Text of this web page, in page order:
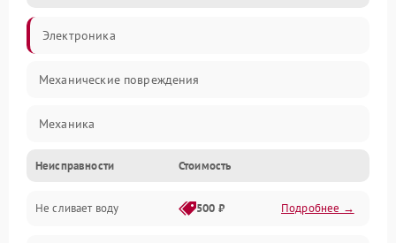
Электроника
Механические повреждения
Механика
Управление
Электропитание
Неисправности Стоимость
Не сливает воду 500 ₽ Подробнее →